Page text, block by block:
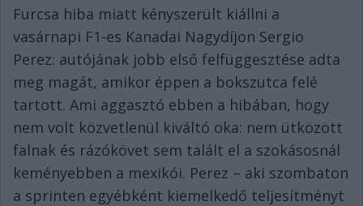
Furcsa hiba miatt kényszerült kiállni a
vasárnapi F1-es Kanadai Nagydíjon Sergio
Perez: autójának jobb első felfüggesztése adta
meg magát, amikor éppen a bokszutca felé
tartott. Ami aggasztó ebben a hibában, hogy
nem volt közvetlenül kiváltó oka: nem ütközött
falnak és rázókövet sem talált el a szokásosnál
keményebben a mexikói. Perez – aki szombaton
a sprinten egyébként kiemelkedő teljesítményt